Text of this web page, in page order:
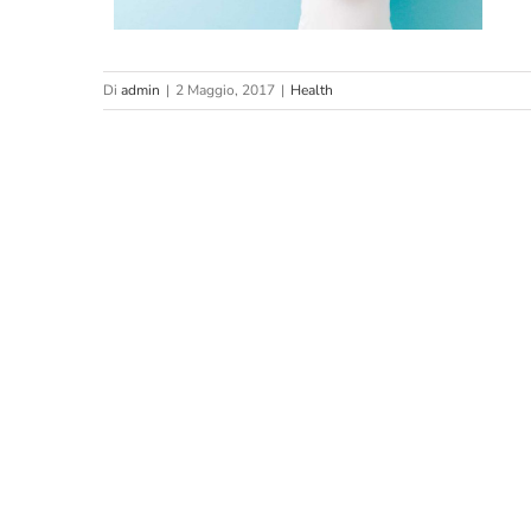
Di admin | 2 Maggio, 2017 | Health